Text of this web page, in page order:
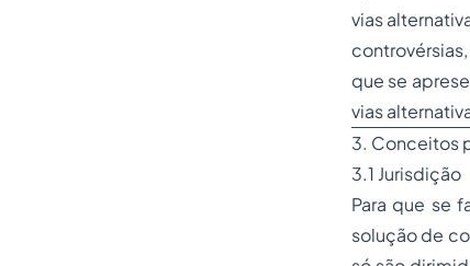
vias
que se
vias
3. Conceitos
3.1 Jurisdição
Para que se
solução de